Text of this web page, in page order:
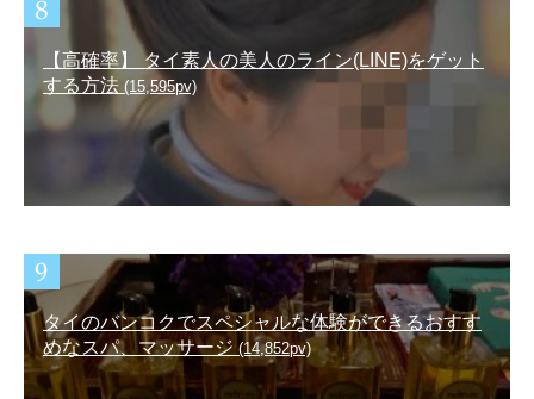
【高確率】 タイ素人の美人のライン(LINE)をゲット
する方法 (15,595pv)
タイのバンコクでスペシャルな体験ができるおすす
めなスパ、マッサージ (14,852pv)